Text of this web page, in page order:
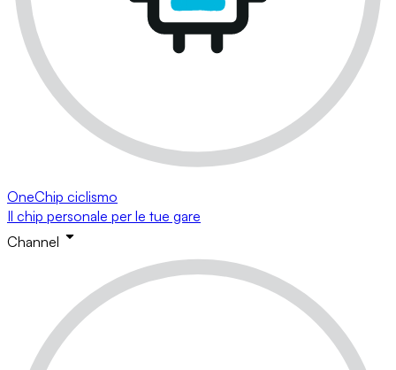
OneChip ciclismo
Il chip personale per le tue gare
Channel